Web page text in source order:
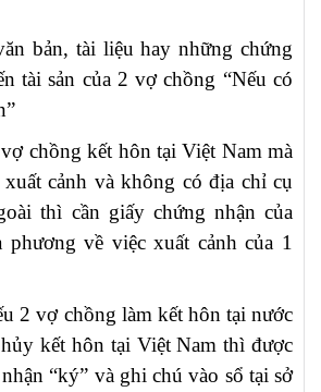
bản, tài liệu hay những chứng
tài sản của 2 vợ chồng “Nếu có
chồng kết hôn tại Việt Nam mà
cảnh và không có địa chỉ cụ
thì cần giấy chứng nhận của
phương về việc xuất cảnh của 1
2 vợ chồng làm kết hôn tại nước
kết hôn tại Việt Nam thì được
“ký” và ghi chú vào sổ tại sở